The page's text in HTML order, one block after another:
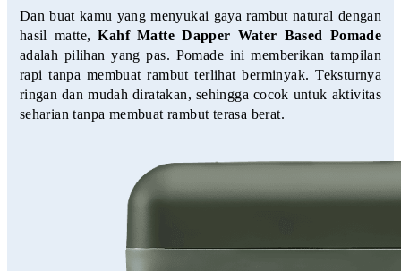
Dan buat kamu yang menyukai gaya rambut natural dengan
hasil matte,
adalah pilihan yang pas. Pomade ini memberikan tampilan
rapi tanpa membuat rambut terlihat berminyak. Teksturnya
ringan dan mudah diratakan, sehingga cocok untuk aktivitas
seharian tanpa membuat rambut terasa berat.